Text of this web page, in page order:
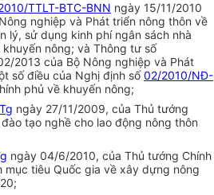
TTLT-BTC-BNN ngày 15/11/2010
nghiệp và Phát triển nông thôn về
lý, sử dụng kinh phí ngân sách nhà
nông; và Thông tư số
2013 của Bộ Nông nghiệp và Phát
số điều của Nghị định số02/2010/NĐ-
phủ về khuyến nông;
ngày 27/11/2009, của Thủ tướng
tạo nghề cho lao động nông thôn
ngày 04/6/2010, của Thủ tướng Chính
mục tiêu Quốc gia về xây dựng nông